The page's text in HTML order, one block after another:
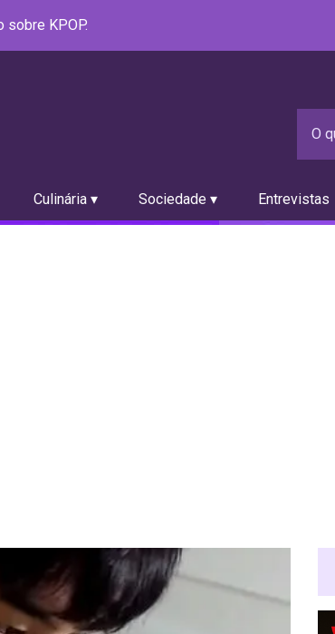
sobre KPOP.
Culinária ▾ Sociedade ▾ Entrevistas